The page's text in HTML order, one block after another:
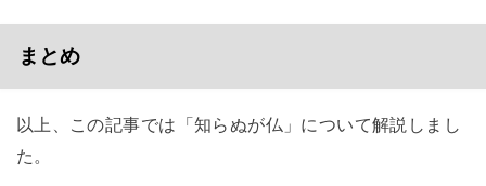
まとめ
以上、この記事では「知らぬが仏」について解説しまし
た。